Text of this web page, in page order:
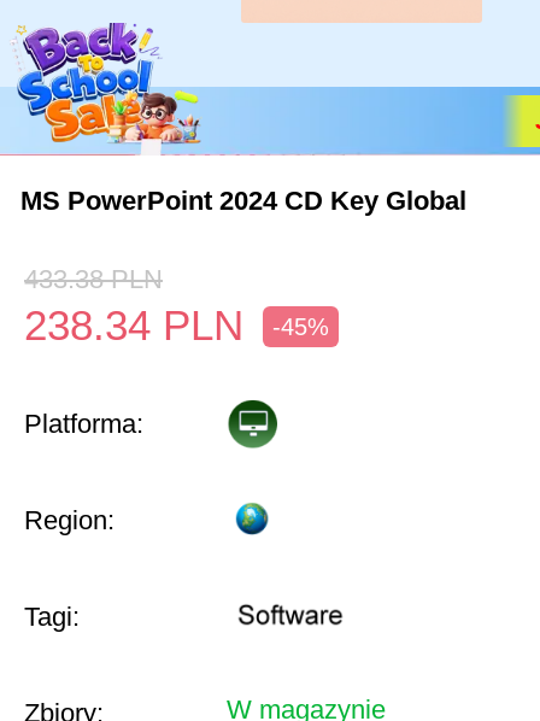
MS PowerPoint 2024 CD Key Global
433.38 PLN
238.34 PLN -45%
Platforma:
Region:
Tagi:
Zbiory: W magazynie